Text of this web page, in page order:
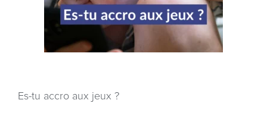
Es-tu accro aux jeux ?